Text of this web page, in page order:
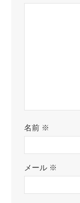
名前 ※
メール ※